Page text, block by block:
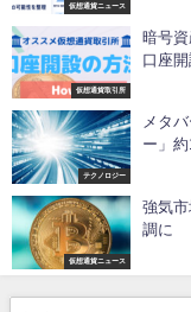
仮想通貨ニュース
仮想通貨取引所
暗号
口座
テクノロジー
メタ
ー」
仮想通貨ニュース
強気
調に